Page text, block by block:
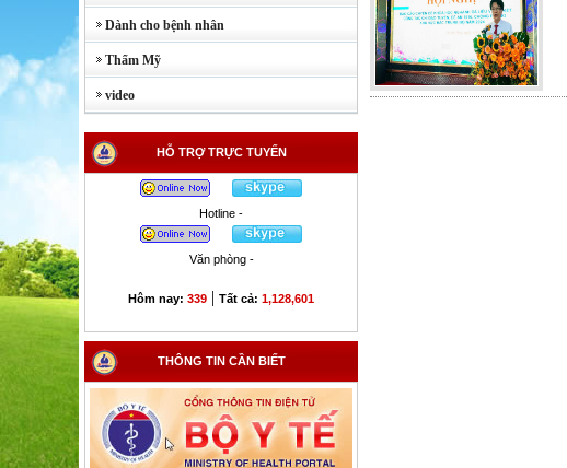
Dành cho bệnh nhân
Thẩm Mỹ
video
HỖ TRỢ TRỰC TUYẾN
Hotline -
Văn phòng -
Hôm nay: 339 | Tất cả: 1,128,601
THÔNG TIN CẦN BIẾT